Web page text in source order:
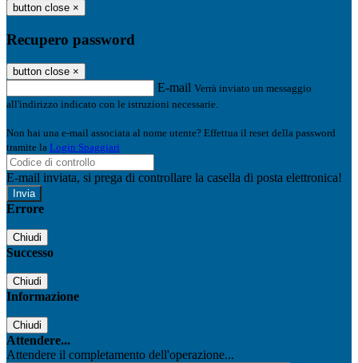
button close ×
Recupero password
button close ×
E-mail Verrà inviato un messaggio
all'indirizzo indicato con le istruzioni necessarie.
Non hai una e-mail associata al nome utente? Effettua il reset della password
tramite la Login Spaggiari
E-mail inviata, si prega di controllare la casella di posta elettronica!
Errore
Chiudi
Successo
Chiudi
Informazione
Chiudi
Attendere...
Attendere il completamento dell'operazione...